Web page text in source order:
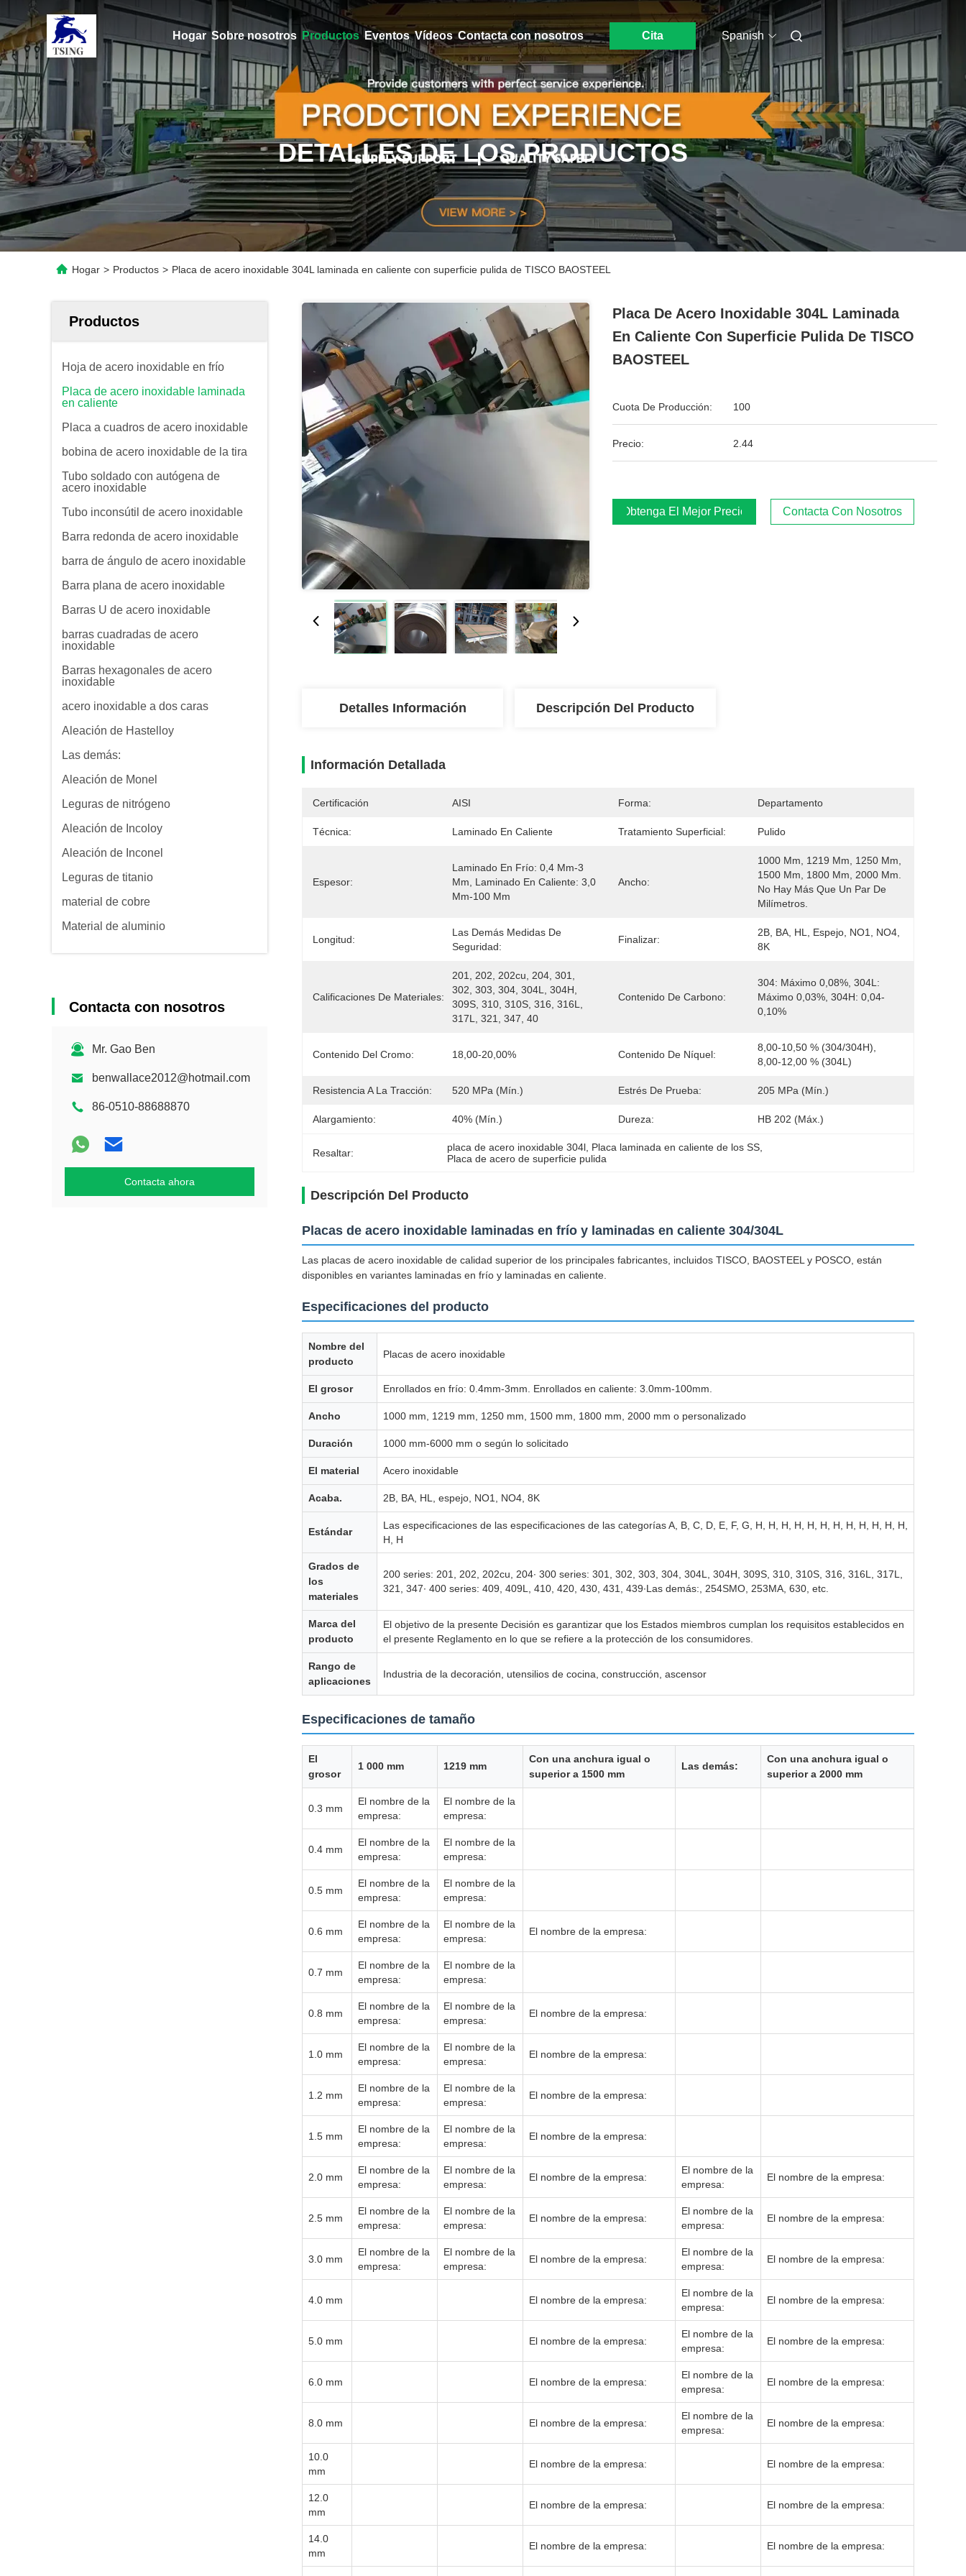
Hogar Sobre nosotros Productos Eventos Vídeos Contacta con nosotros Cita Spanish
DETALLES DE LOS PRODUCTOS
Hogar > Productos > Placa de acero inoxidable 304L laminada en caliente con superficie pulida de TISCO BAOSTEEL
Productos
Hoja de acero inoxidable en frío
Placa de acero inoxidable laminada
en caliente
Placa a cuadros de acero inoxidable
bobina de acero inoxidable de la tira
Tubo soldado con autógena de
acero inoxidable
Tubo inconsútil de acero inoxidable
Barra redonda de acero inoxidable
barra de ángulo de acero inoxidable
Barra plana de acero inoxidable
Barras U de acero inoxidable
barras cuadradas de acero
inoxidable
Barras hexagonales de acero
inoxidable
acero inoxidable a dos caras
Aleación de Hastelloy
Las demás:
Aleación de Monel
Leguras de nitrógeno
Aleación de Incoloy
Aleación de Inconel
Leguras de titanio
material de cobre
Material de aluminio
Contacta con nosotros
Mr. Gao Ben
benwallace2012@hotmail.com
86-0510-88688870
Contacta ahora
Placa De Acero Inoxidable 304L Laminada
En Caliente Con Superficie Pulida De TISCO
BAOSTEEL
Cuota De Producción: 100
Precio: 2.44
Obtenga El Mejor Precio Contacta Con Nosotros
Detalles Información Descripción Del Producto
Información Detallada
Certificación AISI Forma: Departamento
Técnica: Laminado En Caliente Tratamiento Superficial: Pulido
Espesor:
Laminado En Frío: 0,4 Mm-3
Mm, Laminado En Caliente: 3,0
Mm-100 Mm
Ancho:
1000 Mm, 1219 Mm, 1250 Mm,
1500 Mm, 1800 Mm, 2000 Mm.
No Hay Más Que Un Par De
Milímetros.
Longitud:
Las Demás Medidas De
Seguridad:
Finalizar:
2B, BA, HL, Espejo, NO1, NO4,
8K
Calificaciones De Materiales:
201, 202, 202cu, 204, 301,
302, 303, 304, 304L, 304H,
309S, 310, 310S, 316, 316L,
317L, 321, 347, 40
Contenido De Carbono:
304: Máximo 0,08%, 304L:
Máximo 0,03%, 304H: 0,04-
0,10%
Contenido Del Cromo: 18,00-20,00% Contenido De Níquel:
8,00-10,50 % (304/304H),
8,00-12,00 % (304L)
Resistencia A La Tracción: 520 MPa (mín.) Estrés De Prueba: 205 MPa (mín.)
Alargamiento: 40% (mín.) Dureza: HB 202 (máx.)
Resaltar: placa de acero inoxidable 304l Placa laminada en caliente de los SS
Placa de acero de superficie pulida
Descripción Del Producto
Placas de acero inoxidable laminadas en frío y laminadas en caliente 304/304L
Las placas de acero inoxidable de calidad superior de los principales fabricantes, incluidos TISCO, BAOSTEEL y POSCO, están
disponibles en variantes laminadas en frío y laminadas en caliente.
Especificaciones del producto
Nombre del
producto
Placas de acero inoxidable
El grosor Enrollados en frío: 0.4mm-3mm. Enrollados en caliente: 3.0mm-100mm.
Ancho 1000 mm, 1219 mm, 1250 mm, 1500 mm, 1800 mm, 2000 mm o personalizado
Duración 1000 mm-6000 mm o según lo solicitado
El material Acero inoxidable
Acaba. 2B, BA, HL, espejo, NO1, NO4, 8K
Estándar
Las especificaciones de las especificaciones de las categorías A, B, C, D, E, F, G, H, H, H, H, H, H, H, H, H, H, H, H,
H, H
Grados de
los
materiales
200 series: 201, 202, 202cu, 204∙ 300 series: 301, 302, 303, 304, 304L, 304H, 309S, 310, 310S, 316, 316L, 317L,
321, 347∙ 400 series: 409, 409L, 410, 420, 430, 431, 439∙Las demás:, 254SMO, 253MA, 630, etc.
Marca del
producto
El objetivo de la presente Decisión es garantizar que los Estados miembros cumplan los requisitos establecidos en
el presente Reglamento en lo que se refiere a la protección de los consumidores.
Rango de
aplicaciones
Industria de la decoración, utensilios de cocina, construcción, ascensor
Especificaciones de tamaño
El
grosor
1 000 mm 1219 mm
Con una anchura igual o
superior a 1500 mm
Las demás:
Con una anchura igual o
superior a 2000 mm
0.3 mm
El nombre de la
empresa:
El nombre de la
empresa:
0.4 mm
El nombre de la
empresa:
El nombre de la
empresa:
0.5 mm
El nombre de la
empresa:
El nombre de la
empresa:
0.6 mm
El nombre de la
empresa:
El nombre de la
empresa:
El nombre de la empresa:
0.7 mm
El nombre de la
empresa:
El nombre de la
empresa:
0.8 mm
El nombre de la
empresa:
El nombre de la
empresa:
El nombre de la empresa:
1.0 mm
El nombre de la
empresa:
El nombre de la
empresa:
El nombre de la empresa:
1.2 mm
El nombre de la
empresa:
El nombre de la
empresa:
El nombre de la empresa:
1.5 mm
El nombre de la
empresa:
El nombre de la
empresa:
El nombre de la empresa:
2.0 mm
El nombre de la
empresa:
El nombre de la
empresa:
El nombre de la empresa:
El nombre de la
empresa:
El nombre de la empresa:
2.5 mm
El nombre de la
empresa:
El nombre de la
empresa:
El nombre de la empresa:
El nombre de la
empresa:
El nombre de la empresa:
3.0 mm
El nombre de la
empresa:
El nombre de la
empresa:
El nombre de la empresa:
El nombre de la
empresa:
El nombre de la empresa:
4.0 mm El nombre de la empresa:
El nombre de la
empresa:
El nombre de la empresa:
5.0 mm El nombre de la empresa:
El nombre de la
empresa:
El nombre de la empresa:
6.0 mm El nombre de la empresa:
El nombre de la
empresa:
El nombre de la empresa:
8.0 mm El nombre de la empresa:
El nombre de la
empresa:
El nombre de la empresa:
10.0
mm
El nombre de la empresa: El nombre de la empresa:
12.0
mm
El nombre de la empresa: El nombre de la empresa:
14.0
mm
El nombre de la empresa: El nombre de la empresa: